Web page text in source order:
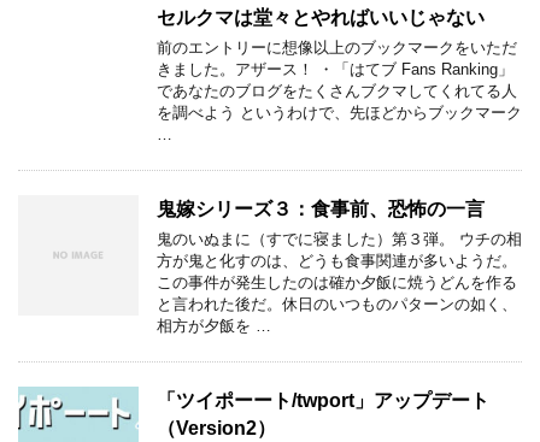
セルクマは堂々とやればいいじゃない
前のエントリーに想像以上のブックマークをいただ
きました。アザース！ ・「はてブ Fans Ranking」
であなたのブログをたくさんブクマしてくれてる人
を調べよう というわけで、先ほどからブックマーク
…
鬼嫁シリーズ３：食事前、恐怖の一言
鬼のいぬまに（すでに寝ました）第３弾。 ウチの相
方が鬼と化すのは、どうも食事関連が多いようだ。
この事件が発生したのは確か夕飯に焼うどんを作る
と言われた後だ。休日のいつものパターンの如く、
相方が夕飯を …
「ツイポーート/twport」アップデート
（Version2）